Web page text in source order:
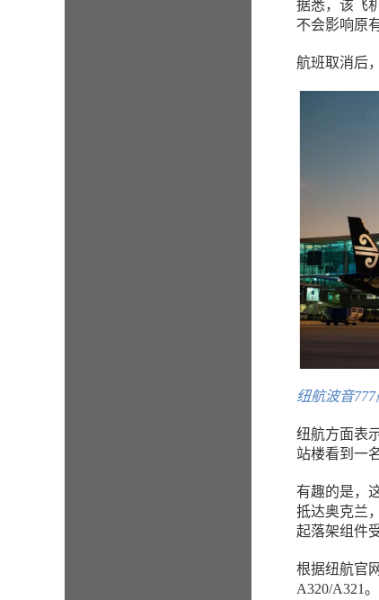
据悉，该飞
不会影响原
航班取消后
纽航波音
纽航方面表
站楼看到一
有趣的是，
抵达奥克兰
起落架组件
根据纽航官
A320/A321